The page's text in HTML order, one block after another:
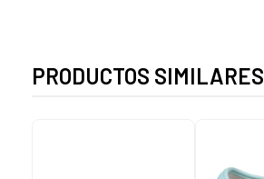
PRODUCTOS SIMILARES